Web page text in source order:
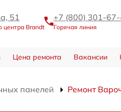
51
центра Brandt
+7 (800) 301-
Горячая линия
Цена ремонта Вакансии
панелей Ремонт